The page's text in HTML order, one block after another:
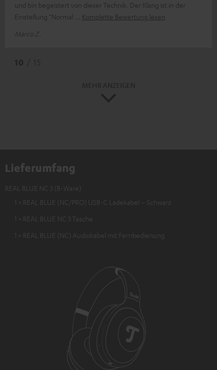
und bin begeistert von dieser Technik. Der Klang ist in der
Einstellung "Normal
Komplette Bewertung lesen
Marco Z.
Lieferumfang
REAL BLUE NC 3 (B-Ware)
1 × REAL BLUE (NC/PRO) USB-C Ladekabel – Schwarz
1 × REAL BLUE NC 3 Tasche
1 × REAL BLUE (NC) Audiokabel mit Fernbedienung